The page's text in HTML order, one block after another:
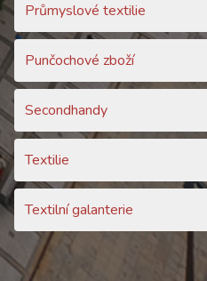
Průmyslové textilie
Punčochové zboží
Secondhandy
Textilie
Textilní galanterie